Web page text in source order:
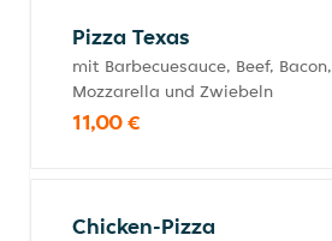
Pizza Texas
mit Barbecuesauce, Beef, Bacon,
Mozzarella und Zwiebeln
11,00 €
Chicken-Pizza